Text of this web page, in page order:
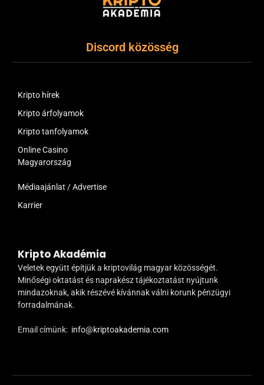
Discord közösség
Kripto hírek
Kripto árfolyamok
Kripto tanfolyamok
Online Casino
Magyarország
Médiaajánlat / Advertise
Karrier
Kripto Akadémia
Veletek együtt építjük a kriptovilág magyar közösségét.
Minőségi oktatást és naprakész tájékoztatást nyújtunk
mindazoknak, akik részévé kívánnak válni korunk pénzügyi
forradalmának.
Email címünk: info@kriptoakademia.com